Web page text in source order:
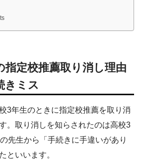
指定校推薦取り消し理由
きミス
3年生のときに指定校推薦を取り消
。取り消しを知らされたのは高校3
先生から「手続きに手違いがあり
といいます。